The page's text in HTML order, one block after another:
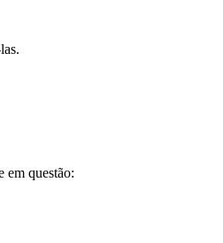
em questão: